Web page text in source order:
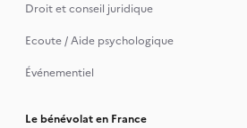
Droit et conseil juridique
Ecoute / Aide psychologique
Événementiel
Le bénévolat en France